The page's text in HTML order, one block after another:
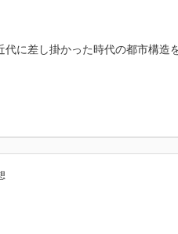
代に差し掛かった時代の都市構造
を渡る若い兄弟が描かれる裏では
は「ありえないことなんだ」と切
ットは恋人なんて穏やかなもので